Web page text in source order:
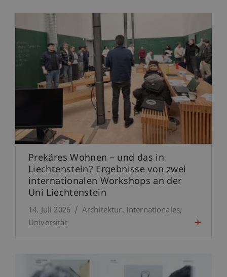
Prekäres Wohnen – und das in
Liechtenstein? Ergebnisse von zwei
internationalen Workshops an der
Uni Liechtenstein
14. Juli 2026 Architektur Internationales
Universität